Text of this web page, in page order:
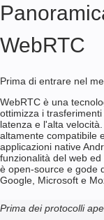
WebRTC
Prima di entrare nel
WebRTC è una
ottimizza i
latenza e l'alta
altamente compatibile
applicazioni native
funzionalità del web
è open-source e gode
Google, Microsoft e
Prima dei protocolli